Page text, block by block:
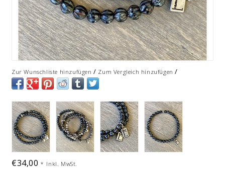
Zur Wunschliste hinzufügen / Zum Vergleich hinzufügen /
€34,00* Inkl. MwSt.